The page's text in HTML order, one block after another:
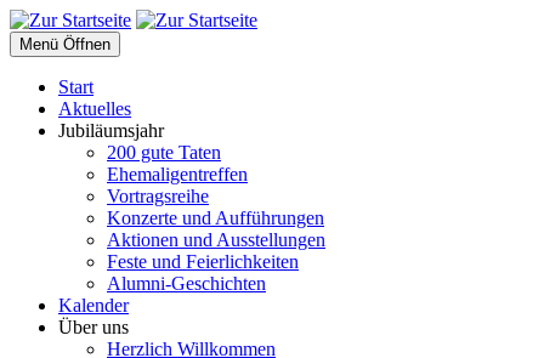
Menü Öffnen
Start
Aktuelles
Jubiläumsjahr
200 gute Taten
Ehemaligentreffen
Vortragsreihe
Konzerte und Aufführungen
Aktionen und Ausstellungen
Feste und Feierlichkeiten
Alumni-Geschichten
Kalender
Über uns
Herzlich Willkommen